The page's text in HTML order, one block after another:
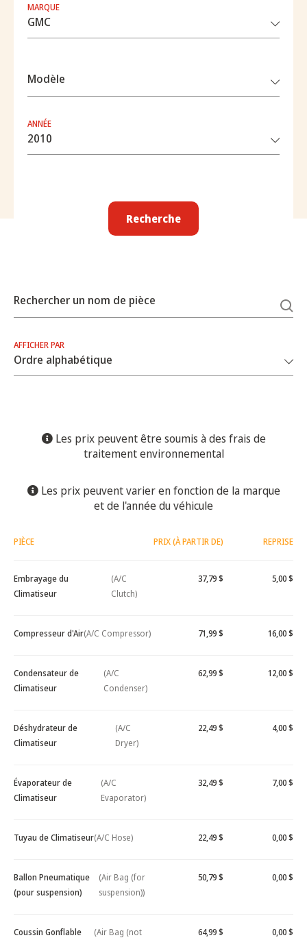
MARQUE
Modèle
ANNÉE
Recherche
Rechercher un nom de pièce
AFFICHER PAR
Les prix peuvent être soumis à des frais de
traitement environnemental
Les prix peuvent varier en fonction de la marque
et de l'année du véhicule
PIÈCE PRIX (À PARTIR DE) REPRISE
Embrayage du
Climatiseur
(A/C
Clutch)
37,79 $ 5,00 $
Compresseur d'Air(A/C Compressor) 71,99 $ 16,00 $
Condensateur de
Climatiseur
(A/C
Condenser)
62,99 $ 12,00 $
Déshydrateur de
Climatiseur
(A/C
Dryer)
22,49 $ 4,00 $
Évaporateur de
Climatiseur
(A/C
Evaporator)
32,49 $ 7,00 $
Tuyau de Climatiseur(A/C Hose) 22,49 $ 0,00 $
Ballon Pneumatique
(pour suspension)
(Air Bag (for
suspension))
50,79 $ 0,00 $
Coussin Gonflable
(Air Bag (not
64,99 $ 0,00 $